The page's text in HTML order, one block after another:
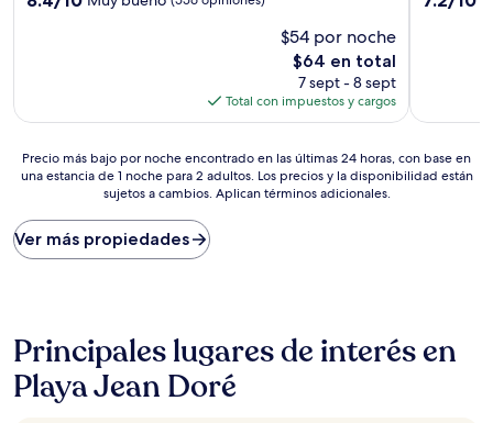
$54 por noche
El
precio
actual
es
$64
$64 en total
7 sept - 8 sept
Total con impuestos y cargos
Precio
más
por
noche
encontrado
24
horas,
con
base
Precio más bajo por noche encontrado en las últimas 24 horas, con base en
una estancia de 1 noche para 2 adultos. Los precios y la disponibilidad están
sujetos a cambios. Aplican términos adicionales.
Ver más propiedades
Principales lugares de interés en
Playa Jean Doré